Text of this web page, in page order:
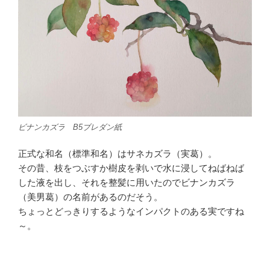
ビナンカズラ B5ブレダン紙
正式な和名（標準和名）はサネカズラ（実葛）。
その昔、枝をつぶすか樹皮を剥いで水に浸してねばねば
した液を出し、それを整髪に用いたのでビナンカズラ
（美男葛）の名前があるのだそう。
ちょっとどっきりするようなインパクトのある実ですね
～。